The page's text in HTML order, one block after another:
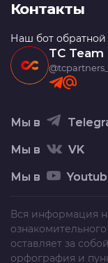
Контакты
Наш бот
TC Team
Мы в
Мы в VK
Мы в
Вся информация
оставляет за
орфография и